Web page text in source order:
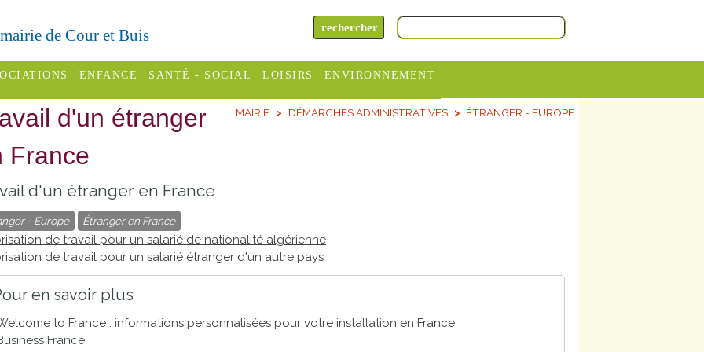
de Cour et Buis
des
des
ENFANCE
Assistantes
assistante
maternelle
Pôle petite
enfance
Etablissements
SANTÉ - SOCIAL
Centres
CCAS
Conseil
des Trois
LOISIRS
Cinémas
Sélection
ENVIRONNEMENT
Horaires
MAIRIE DÉMARCHES ADMINISTRATIVES ÉTRANGER - EUROPE
d'un étranger
France
d'un étranger en France
- Europe Étranger en France
de travail pour un salarié de nationalité algérienne
de travail pour un salarié étranger d'un autre pays
en savoir plus
to France : informations personnalisées pour votre installation en France
France